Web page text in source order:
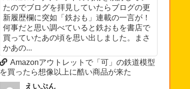
たのでブログを拝見していたらブログの更
新履歴欄に突如「鉄おも」連載の一言が！
何事だと思い調べていると鉄おもを書店で
買っていたあの頃を思い出しました。まさ
かあの...
Amazonアウトレットで「可」の鉄道模型
を買ったら想像以上に酷い商品が来た
えいぷん